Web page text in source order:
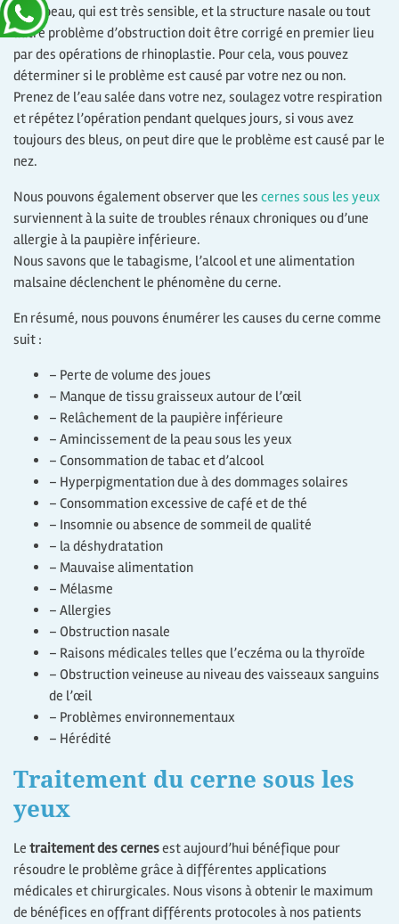
de la peau, qui est très sensible, et la structure nasale ou tout
autre problème d’obstruction doit être corrigé en premier lieu
par des opérations de rhinoplastie. Pour cela, vous pouvez
déterminer si le problème est causé par votre nez ou non.
Prenez de l’eau salée dans votre nez, soulagez votre respiration
et répétez l’opération pendant quelques jours, si vous avez
toujours des bleus, on peut dire que le problème est causé par le
nez.
Nous pouvons également observer que les cernes sous les yeux
surviennent à la suite de troubles rénaux chroniques ou d’une
allergie à la paupière inférieure.
Nous savons que le tabagisme, l’alcool et une alimentation
malsaine déclenchent le phénomène du cerne.
En résumé, nous pouvons énumérer les causes du cerne comme
suit :
– Perte de volume des joues
– Manque de tissu graisseux autour de l’œil
– Relâchement de la paupière inférieure
– Amincissement de la peau sous les yeux
– Consommation de tabac et d’alcool
– Hyperpigmentation due à des dommages solaires
– Consommation excessive de café et de thé
– Insomnie ou absence de sommeil de qualité
– la déshydratation
– Mauvaise alimentation
– Mélasme
– Allergies
– Obstruction nasale
– Raisons médicales telles que l’eczéma ou la thyroïde
– Obstruction veineuse au niveau des vaisseaux sanguins
de l’œil
– Problèmes environnementaux
– Hérédité
Traitement du cerne sous les
yeux
Le traitement des cernesest aujourd’hui bénéfique pour
résoudre le problème grâce à différentes applications
médicales et chirurgicales. Nous visons à obtenir le maximum
de bénéfices en offrant différents protocoles à nos patients